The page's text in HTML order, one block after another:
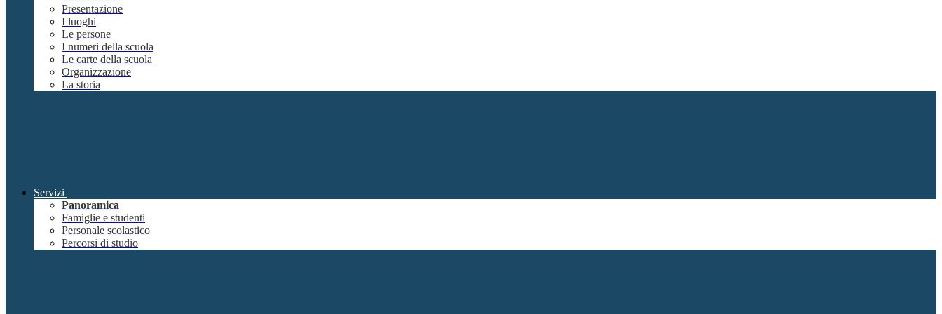
Presentazione
I luoghi
Le persone
I numeri della scuola
Le carte della scuola
Organizzazione
La storia
Servizi
Panoramica
Famiglie e studenti
Personale scolastico
Percorsi di studio